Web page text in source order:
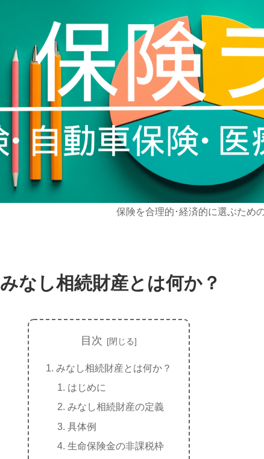
保険を合理的･経済的に選ぶため
みなし相続財産とは何か？
目次
みなし相続財産とは何か？
はじめに
みなし相続財産の定義
具体例
生命保険金の非課税枠